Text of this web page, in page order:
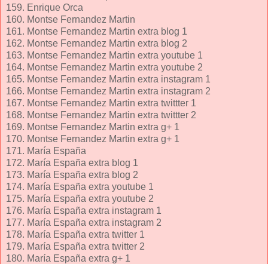
159. Enrique Orca
160. Montse Fernandez Martin
161. Montse Fernandez Martin extra blog 1
162. Montse Fernandez Martin extra blog 2
163. Montse Fernandez Martin extra youtube 1
164. Montse Fernandez Martin extra youtube 2
165. Montse Fernandez Martin extra instagram 1
166. Montse Fernandez Martin extra instagram 2
167. Montse Fernandez Martin extra twittter 1
168. Montse Fernandez Martin extra twittter 2
169. Montse Fernandez Martin extra g+ 1
170. Montse Fernandez Martin extra g+ 1
171. María España
172. María España extra blog 1
173. María España extra blog 2
174. María España extra youtube 1
175. María España extra youtube 2
176. María España extra instagram 1
177. María España extra instagram 2
178. María España extra twitter 1
179. María España extra twitter 2
180. María España extra g+ 1